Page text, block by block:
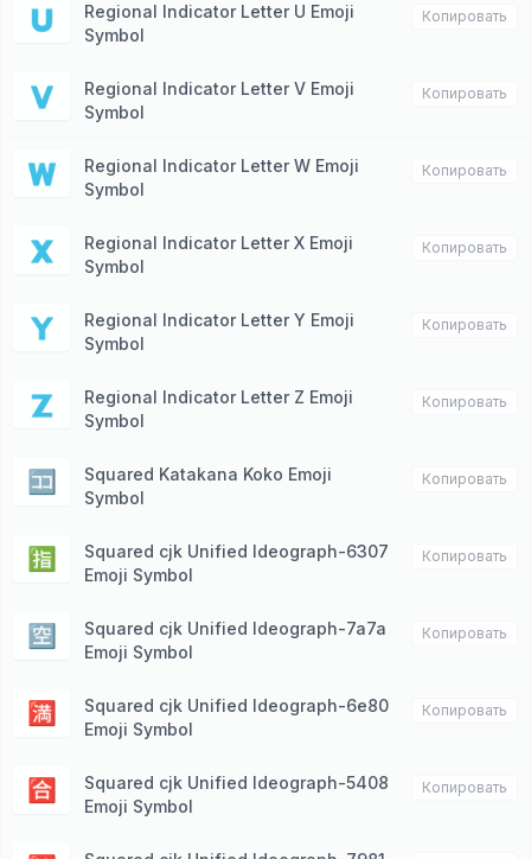
🇺
Regional Indicator Letter U Emoji
Symbol
Копировать
🇻
Regional Indicator Letter V Emoji
Symbol
Копировать
🇼
Regional Indicator Letter W Emoji
Symbol
Копировать
🇽
Regional Indicator Letter X Emoji
Symbol
Копировать
🇾
Regional Indicator Letter Y Emoji
Symbol
Копировать
🇿
Regional Indicator Letter Z Emoji
Symbol
Копировать
🈁
Squared Katakana Koko Emoji
Symbol
Копировать
🈯️
Squared cjk Unified Ideograph-6307
Emoji Symbol
Копировать
🈳
Squared cjk Unified Ideograph-7a7a
Emoji Symbol
Копировать
🈵
Squared cjk Unified Ideograph-6e80
Emoji Symbol
Копировать
🈴
Squared cjk Unified Ideograph-5408
Emoji Symbol
Копировать